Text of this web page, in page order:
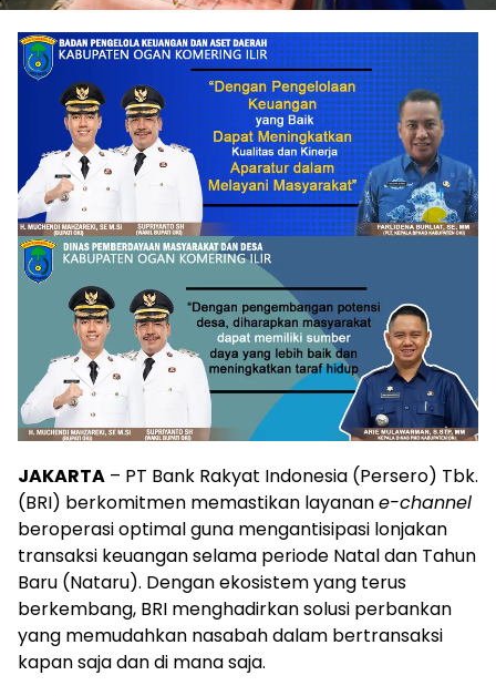
JAKARTA – PT Bank Rakyat Indonesia (Persero) Tbk.
(BRI) berkomitmen memastikan layanane-channel
beroperasi optimal guna mengantisipasi lonjakan
transaksi keuangan selama periode Natal dan Tahun
Baru (Nataru). Dengan ekosistem yang terus
berkembang, BRI menghadirkan solusi perbankan
yang memudahkan nasabah dalam bertransaksi
kapan saja dan di mana saja.